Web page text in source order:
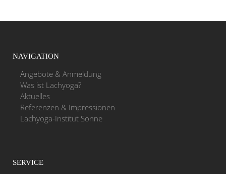
NAVIGATION
Angebote & Anmeldung
Was ist Lachyoga?
Aktuelles
Referenzen & Impressionen
Lachyoga-Institut Sonne
SERVICE